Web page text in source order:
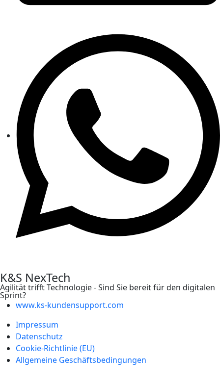
K&S NexTech
Agilität trifft Technologie - Sind Sie bereit für den digitalen
Sprint?
www.ks-kundensupport.com
Impressum
Datenschutz
Cookie-Richtlinie (EU)
Allgemeine Geschäftsbedingungen